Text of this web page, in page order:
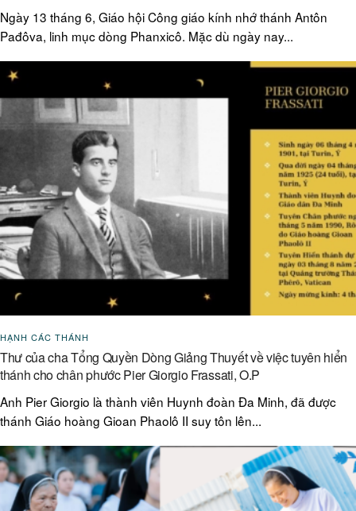
Ngày 13 tháng 6, Giáo hội Công giáo kính nhớ thánh Antôn
Pađôva, linh mục dòng Phanxicô. Mặc dù ngày nay...
HẠNH CÁC THÁNH
Thư của cha Tổng Quyền Dòng Giảng Thuyết về việc tuyên hiển
thánh cho chân phước Pier Giorgio Frassati, O.P
Anh Pier Giorgio là thành viên Huynh đoàn Đa Minh, đã được
thánh Giáo hoàng Gioan Phaolô II suy tôn lên...